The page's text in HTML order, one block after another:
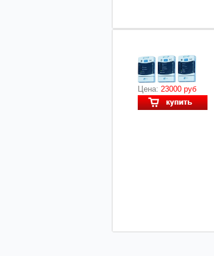
Цена: 23000 руб